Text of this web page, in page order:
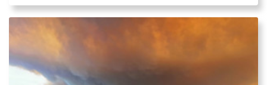
julio.